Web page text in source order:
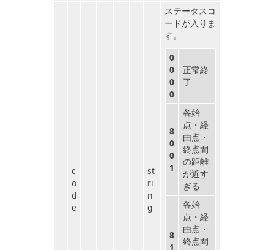
c
o
d
e
st
ri
n
g
ステータスコ
ードが入りま
す。
0
0
0
0
正常終
了
8
0
0
1
各始
点・経
由点・
終点間
の距離
が近す
ぎる
8
1
各始
点・経
由点・
終点間